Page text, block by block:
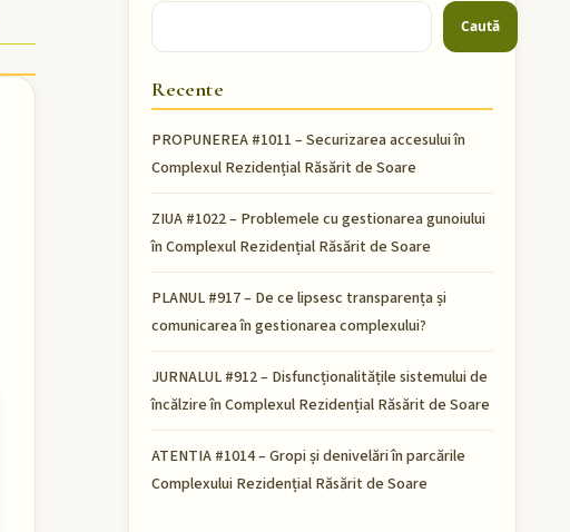
Caută
Recente
PROPUNEREA #1011 – Securizarea accesului în
Complexul Rezidențial Răsărit de Soare
ZIUA #1022 – Problemele cu gestionarea gunoiului
în Complexul Rezidențial Răsărit de Soare
PLANUL #917 – De ce lipsesc transparența și
comunicarea în gestionarea complexului?
JURNALUL #912 – Disfuncționalitățile sistemului de
încălzire în Complexul Rezidențial Răsărit de Soare
ATENTIA #1014 – Gropi și denivelări în parcările
Complexului Rezidențial Răsărit de Soare